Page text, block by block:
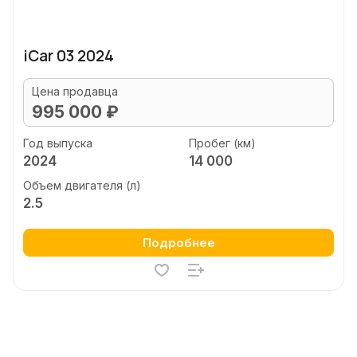
iCar 03 2024
Цена продавца
995 000 ₽
Год выпуска
2024
Пробег (км)
14 000
Объем двигателя (л)
2.5
Подробнее